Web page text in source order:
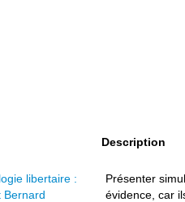
Description
libertaire :
Bernard
Présenter
évidence, car